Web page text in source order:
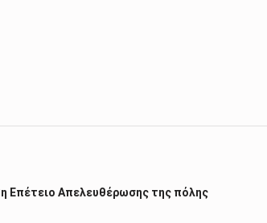
Επέτειο Απελευθέρωσης της πόλης